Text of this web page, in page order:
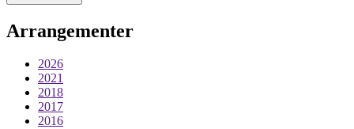
Arrangementer
2026
2021
2018
2017
2016